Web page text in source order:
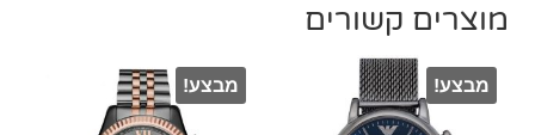
מוצרים קשורים
מבצע! מבצע!